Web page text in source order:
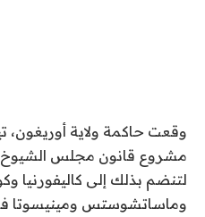
وقعت حاكمة ولاية أوريغون،
لتنضم بذلك إلى كاليفورنيا
وماساتشوستس ومينيسوتا في